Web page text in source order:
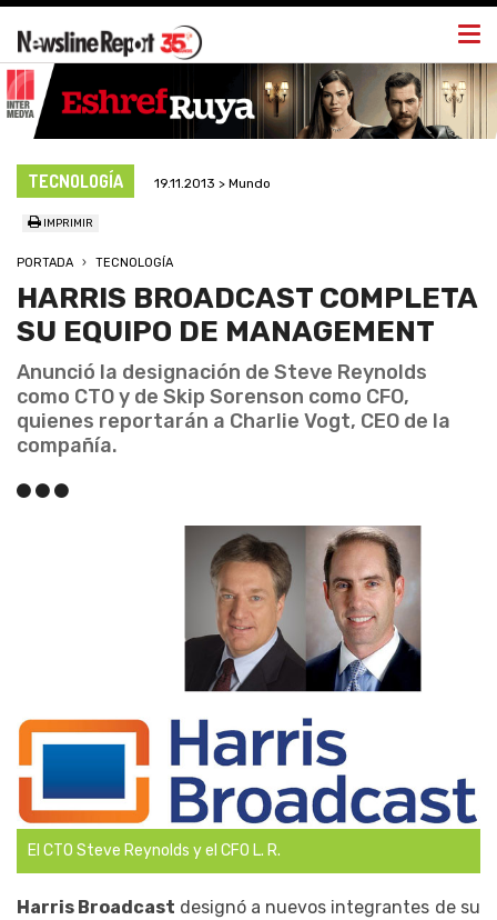
TECNOLOGÍA 19.11.2013 > Mundo
IMPRIMIR
PORTADA TECNOLOGÍA
HARRIS BROADCAST COMPLETA
SU EQUIPO DE MANAGEMENT
Anunció la designación de Steve Reynolds
como CTO y de Skip Sorenson como CFO,
quienes reportarán a Charlie Vogt, CEO de la
compañía.
El CTO Steve Reynolds y el CFO L. R.
Harris Broadcast designó a nuevos integrantes de su